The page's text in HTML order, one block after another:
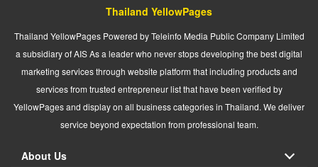
Thailand YellowPages
Thailand YellowPages Powered by Teleinfo Media Public Company Limited
a subsidiary of AIS As a leader who never stops developing the best digital
marketing services through website platform that including products and
services from trusted entrepreneur list that have been verified by
YellowPages and display on all business categories in Thailand. We deliver
service beyond expectation from professional team.
About Us